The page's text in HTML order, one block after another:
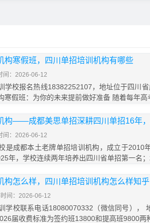
构寒假班，四川单招培训机构有哪些
间：2026-06-12
学校报名热线18382252107，地址位于四川省
寒假班：为你的未来提前做好准备 随着每年高
构——成都美思单招深耕四川单招16年，
间：2026-06-12
是成都本土老牌单招培训机构，成立于2010
年，学校连续两年培养出四川省单招第一名
构怎么样，四川单招培训机构怎么样知乎
间：2026-06-12
学校联系电话18080070332（微信同号），
届收费标准为签约班13800和提高班9800两